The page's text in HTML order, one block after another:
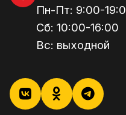
Пн-Пт: 9:00-
Сб: 10:00-16:00
Вс: выходной